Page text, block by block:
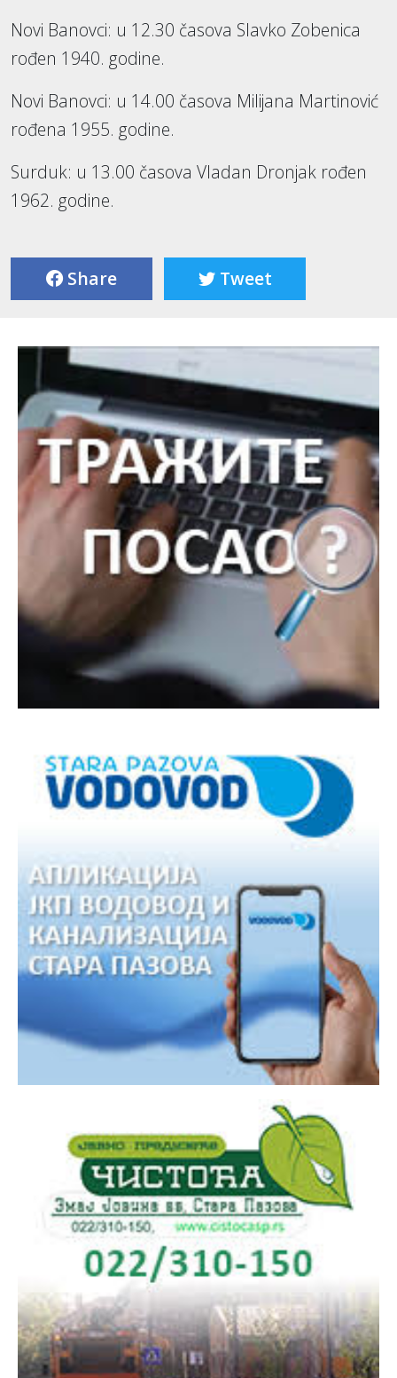
Novi Banovci: u 12.30 časova Slavko Zobenica
rođen 1940. godine.
Novi Banovci: u 14.00 časova Milijana Martinović
rođena 1955. godine.
Surduk: u 13.00 časova Vladan Dronjak rođen
1962. godine.
Share Tweet